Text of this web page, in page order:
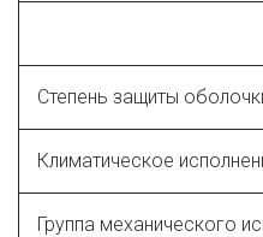
Степень защиты
Климатическое
Группа механического